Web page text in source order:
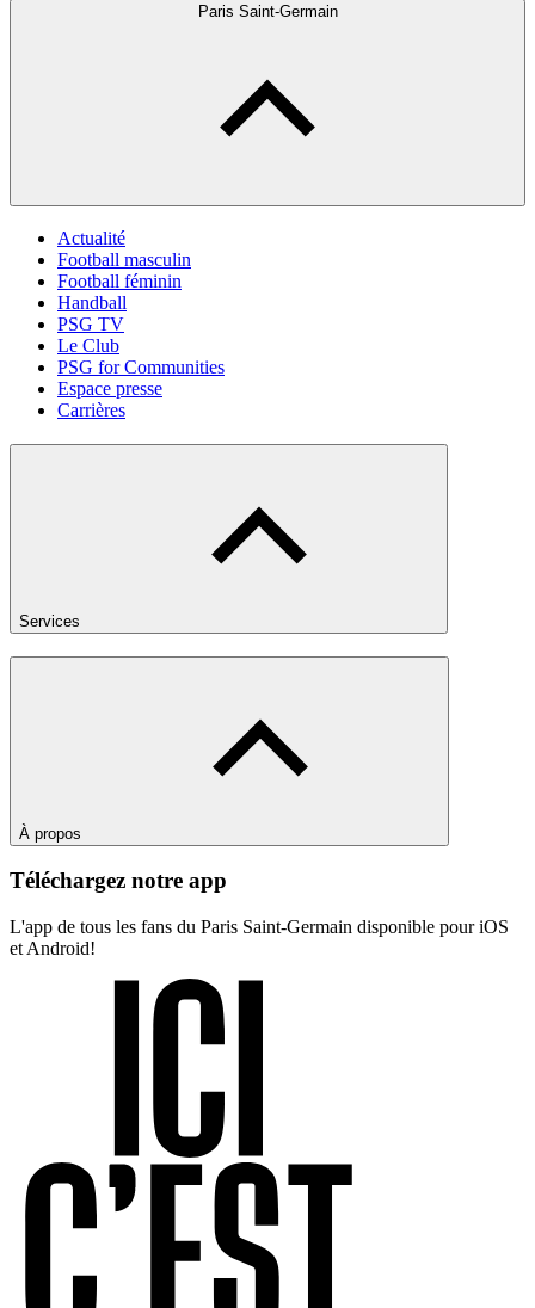
Paris Saint-Germain
Actualité
Football masculin
Football féminin
Handball
PSG TV
Le Club
PSG for Communities
Espace presse
Carrières
Services
À propos
Téléchargez notre app
L'app de tous les fans du Paris Saint-Germain disponible pour iOS
et Android!